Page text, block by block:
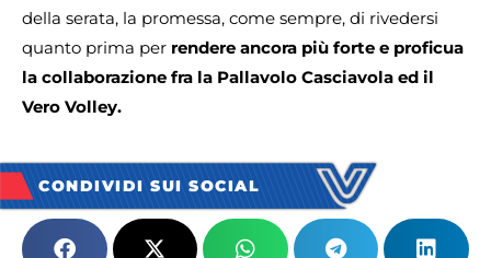
della serata, la promessa, come sempre, di rivedersi
quanto prima per rendere ancora più forte e proficua
la collaborazione fra la Pallavolo Casciavola ed il
Vero Volley.
CONDIVIDI SUI SOCIAL